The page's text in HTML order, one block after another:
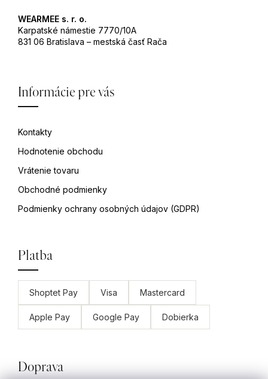
WEARMEE s. r. o.
Karpatské námestie 7770/10A
831 06 Bratislava – mestská časť Rača
Informácie pre vás
Kontakty
Hodnotenie obchodu
Vrátenie tovaru
Obchodné podmienky
Podmienky ochrany osobných údajov (GDPR)
Platba
Shoptet Pay Visa Mastercard
Apple Pay Google Pay Dobierka
Doprava